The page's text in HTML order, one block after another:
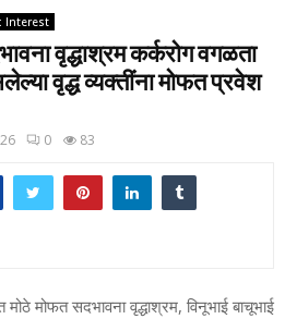
Interest
वृद्धाश्रम कर्करोग वगळता
वृद्ध व्यक्तींना मोफत प्रवेश
0 83
मोफत सदभावना वृद्धाश्रम, विनूभाई बाचूभाई